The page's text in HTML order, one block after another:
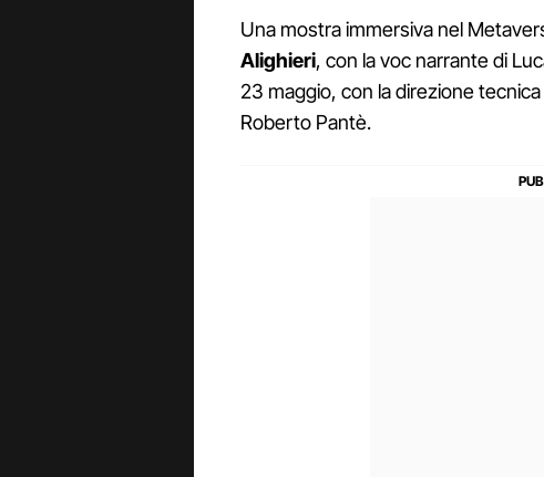
Una mostra immersiva nel
Alighieri, con la voc narrante di
23 maggio, con la direzione
Roberto Pantè.